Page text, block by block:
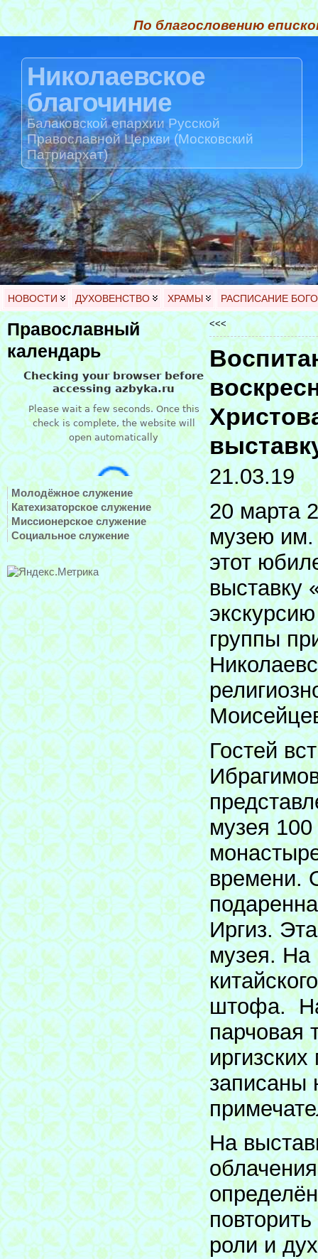
По благословению
Николаевское
благочиние
Балаковской епархии Русской
Православной Церкви (Московский
Патриархат)
НОВОСТИ ДУХОВЕНСТВО ХРАМЫ РАСПИСАНИЕ
Православный
календарь
Молодёжное служение
Катехизаторское служение
Миссионерское служение
Социальное служение
<<<
21.03.19
20 марта
музею им.
этот
выставку
группы
Гостей
музея 100
времени.
Иргиз.
музея. На
штофа.
парчовая
записаны
На
роли и